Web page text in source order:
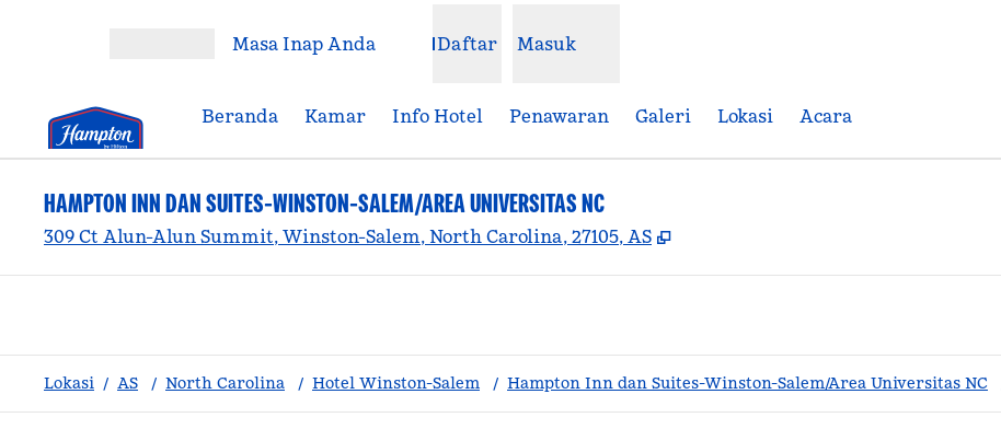
Masa Inap Anda Daftar Masuk
Beranda Kamar Info Hotel Penawaran Galeri Lokasi Acara
HAMPTON INN DAN SUITES-WINSTON-SALEM/AREA UNIVERSITAS NC
309 Ct Alun-Alun Summit, Winston-Salem, North Carolina, 27105, AS ,
Lokasi / AS / North Carolina / Hotel Winston-Salem / Hampton Inn dan Suites-Winston-Salem/Area Universitas NC